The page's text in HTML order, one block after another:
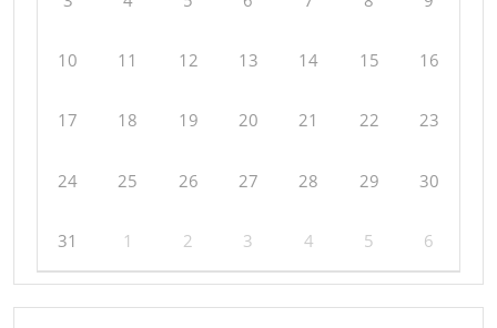
10 11 12 13 14 15 16
17 18 19 20 21 22 23
24 25 26 27 28 29 30
31 1 2 3 4 5 6